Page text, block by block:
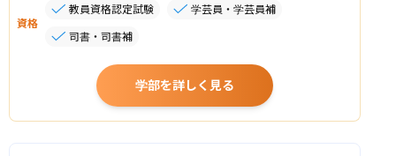
資格
教員資格認定試験
学芸員・学芸員補
司書・司書補
学部を詳しく見る